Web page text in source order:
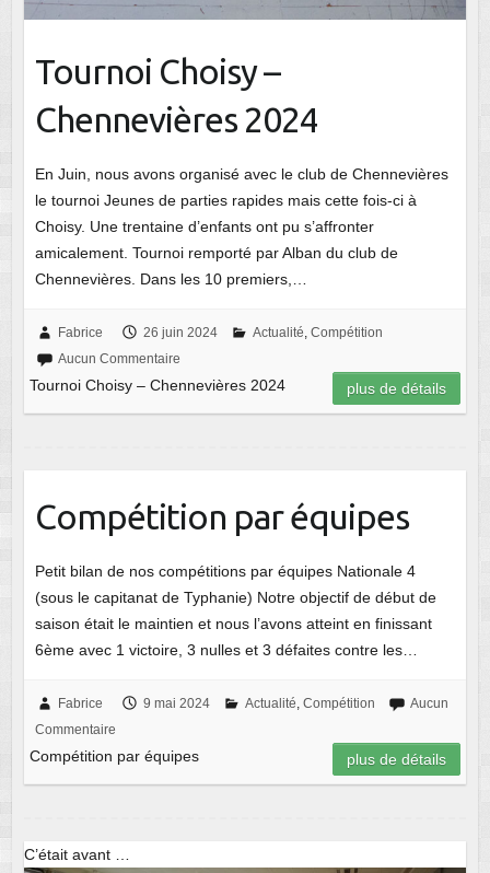
Tournoi Choisy –
Chennevières 2024
En Juin, nous avons organisé avec le club de Chennevières
le tournoi Jeunes de parties rapides mais cette fois-ci à
Choisy. Une trentaine d’enfants ont pu s’affronter
amicalement. Tournoi remporté par Alban du club de
Chennevières. Dans les 10 premiers,…
Fabrice 26 juin 2024 Actualité Compétition
Aucun Commentaire
Tournoi Choisy – Chennevières 2024 plus de détails
Compétition par équipes
Petit bilan de nos compétitions par équipes Nationale 4
(sous le capitanat de Typhanie) Notre objectif de début de
saison était le maintien et nous l’avons atteint en finissant
6ème avec 1 victoire, 3 nulles et 3 défaites contre les…
Fabrice 9 mai 2024 Actualité Compétition
Aucun
Commentaire
Compétition par équipes plus de détails
C’était avant …